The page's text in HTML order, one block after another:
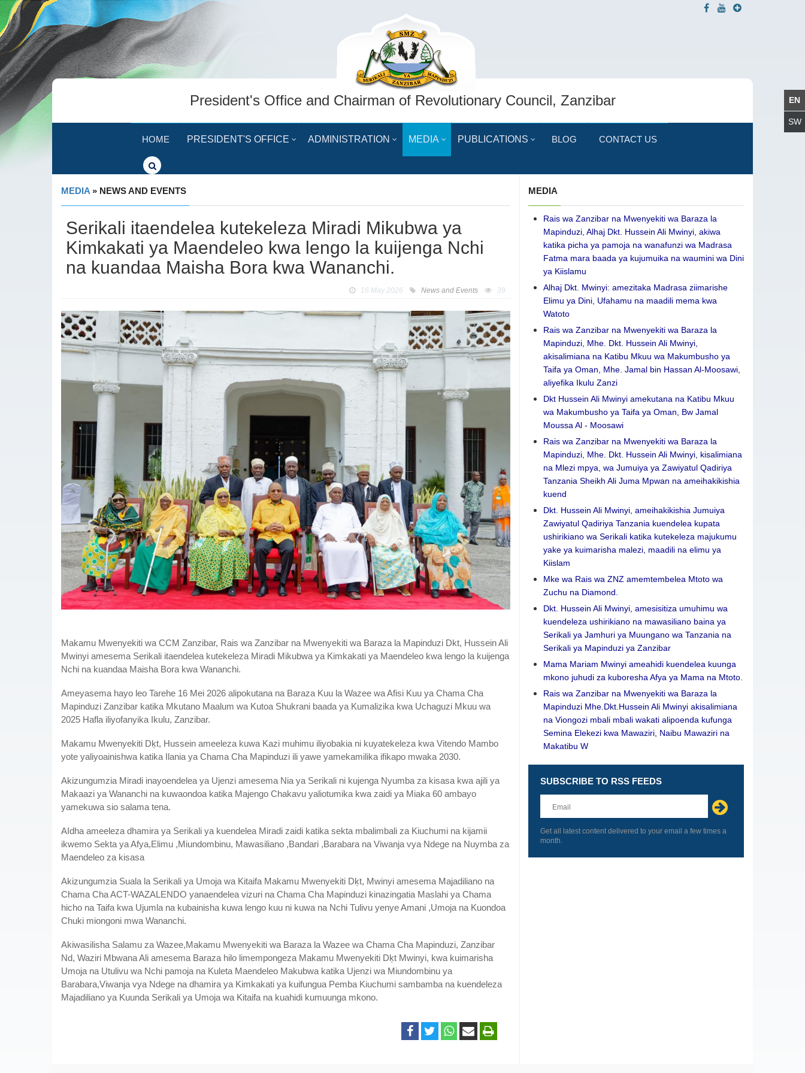
President's Office and Chairman of Revolutionary Council, Zanzibar
HOME PRESIDENT'S OFFICE ADMINISTRATION MEDIA PUBLICATIONS BLOG CONTACT US
MEDIA » NEWS AND EVENTS
Serikali itaendelea kutekeleza Miradi Mikubwa ya
Kimkakati ya Maendeleo kwa lengo la kuijenga Nchi
na kuandaa Maisha Bora kwa Wananchi.
16 May 2026 News and Events 39
Makamu Mwenyekiti wa CCM Zanzibar, Rais wa Zanzibar na Mwenyekiti wa Baraza la Mapinduzi Dkt, Hussein Ali
Mwinyi amesema Serikali itaendelea kutekeleza Miradi Mikubwa ya Kimkakati ya Maendeleo kwa lengo la kuijenga
Nchi na kuandaa Maisha Bora kwa Wananchi.
Ameyasema hayo leo Tarehe 16 Mei 2026 alipokutana na Baraza Kuu la Wazee wa Afisi Kuu ya Chama Cha
Mapinduzi Zanzibar katika Mkutano Maalum wa Kutoa Shukrani baada ya Kumalizika kwa Uchaguzi Mkuu wa
2025 Hafla iliyofanyika Ikulu, Zanzibar.
Makamu Mwenyekiti Dķt, Hussein ameeleza kuwa Kazi muhimu iliyobakia ni kuyatekeleza kwa Vitendo Mambo
yote yaliyoainishwa katika Ilania ya Chama Cha Mapinduzi ili yawe yamekamilika ifikapo mwaka 2030.
Akizungumzia Miradi inayoendelea ya Ujenzi amesema Nia ya Serikali ni kujenga Nyumba za kisasa kwa ajili ya
Makaazi ya Wananchi na kuwaondoa katika Majengo Chakavu yaliotumika kwa zaidi ya Miaka 60 ambayo
yamekuwa sio salama tena.
AIdha ameeleza dhamira ya Serikali ya kuendelea Miradi zaidi katika sekta mbalimbali za Kiuchumi na kijamii
ikwemo Sekta ya Afya,Elimu ,Miundombinu, Mawasiliano ,Bandari ,Barabara na Viwanja vya Ndege na Nuymba za
Maendeleo za kisasa
Akizungumzia Suala la Serikali ya Umoja wa Kitaifa Makamu Mwenyekiti Dķt, Mwinyi amesema Majadiliano na
Chama Cha ACT-WAZALENDO yanaendelea vizuri na Chama Cha Mapinduzi kinazingatia Maslahi ya Chama
hicho na Taifa kwa Ujumla na kubainisha kuwa lengo kuu ni kuwa na Nchi Tulivu yenye Amani ,Umoja na Kuondoa
Chuki miongoni mwa Wananchi.
Akiwasilisha Salamu za Wazee,Makamu Mwenyekiti wa Baraza la Wazee wa Chama Cha Mapinduzi, Zanzibar
Nd, Waziri Mbwana Ali amesema Baraza hilo limempongeza Makamu Mwenyekiti Dķt Mwinyi, kwa kuimarisha
Umoja na Utulivu wa Nchi pamoja na Kuleta Maendeleo Makubwa katika Ujenzi wa Miundombinu ya
Barabara,Viwanja vya Ndege na dhamira ya Kimkakati ya kuifungua Pemba Kiuchumi sambamba na kuendeleza
Majadiliano ya Kuunda Serikali ya Umoja wa Kitaifa na kuahidi kumuunga mkono.
MEDIA
Rais wa Zanzibar na Mwenyekiti wa Baraza la
Mapinduzi, Alhaj Dkt. Hussein Ali Mwinyi, akiwa
katika picha ya pamoja na wanafunzi wa Madrasa
Fatma mara baada ya kujumuika na waumini wa Dini
ya Kiislamu
Alhaj Dkt. Mwinyi: amezitaka Madrasa ziimarishe
Elimu ya Dini, Ufahamu na maadili mema kwa
Watoto
Rais wa Zanzibar na Mwenyekiti wa Baraza la
Mapinduzi, Mhe. Dkt. Hussein Ali Mwinyi,
akisalimiana na Katibu Mkuu wa Makumbusho ya
Taifa ya Oman, Mhe. Jamal bin Hassan Al-Moosawi,
aliyefika Ikulu Zanzi
Dkt Hussein Ali Mwinyi amekutana na Katibu Mkuu
wa Makumbusho ya Taifa ya Oman, Bw Jamal
Moussa Al - Moosawi
Rais wa Zanzibar na Mwenyekiti wa Baraza la
Mapinduzi, Mhe. Dkt. Hussein Ali Mwinyi, kisalimiana
na Mlezi mpya, wa Jumuiya ya Zawiyatul Qadiriya
Tanzania Sheikh Ali Juma Mpwan na ameihakikishia
kuend
Dkt. Hussein Ali Mwinyi, ameihakikishia Jumuiya
Zawiyatul Qadiriya Tanzania kuendelea kupata
ushirikiano wa Serikali katika kutekeleza majukumu
yake ya kuimarisha malezi, maadili na elimu ya
Kiislam
Mke wa Rais wa ZNZ amemtembelea Mtoto wa
Zuchu na Diamond.
Dkt. Hussein Ali Mwinyi, amesisitiza umuhimu wa
kuendeleza ushirikiano na mawasiliano baina ya
Serikali ya Jamhuri ya Muungano wa Tanzania na
Serikali ya Mapinduzi ya Zanzibar
Mama Mariam Mwinyi ameahidi kuendelea kuunga
mkono juhudi za kuboresha Afya ya Mama na Mtoto.
Rais wa Zanzibar na Mwenyekiti wa Baraza la
Mapinduzi Mhe.Dkt.Hussein Ali Mwinyi akisalimiana
na Viongozi mbali mbali wakati alipoenda kufunga
Semina Elekezi kwa Mawaziri, Naibu Mawaziri na
Makatibu W
Leave
this
field
blank
SUBSCRIBE TO RSS FEEDS
Get all latest content delivered to your email a few times a
month.